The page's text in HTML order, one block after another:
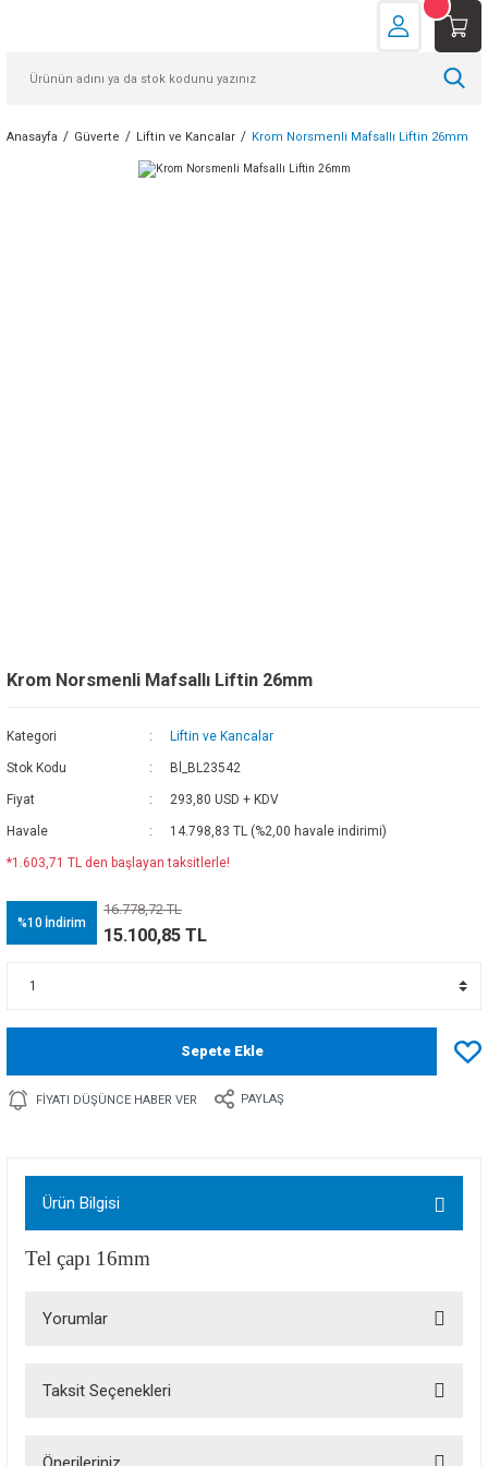
Anasayfa Güverte Liftin ve Kancalar Krom Norsmenli Mafsallı Liftin 26mm
Krom Norsmenli Mafsallı Liftin 26mm
Kategori Liftin ve Kancalar
Stok Kodu Bl_BL23542
Fiyat 293,80 USD + KDV
Havale 14.798,83 TL (%2,00 havale indirimi)
*1.603,71 TL den başlayan taksitlerle!
%10 İndirim
16.778,72 TL
15.100,85 TL
Sepete Ekle
FIYATI DÜŞÜNCE HABER VER PAYLAŞ
Ürün Bilgisi
Tel çapı 16mm
Yorumlar
Taksit Seçenekleri